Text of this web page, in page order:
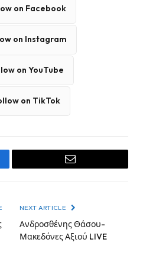
on Facebook
on Instagram
on YouTube
on TikTok
Email
NEXT ARTICLE
Ανδροσθένης Θάσου-
Μακεδόνες Αξιού LIVE